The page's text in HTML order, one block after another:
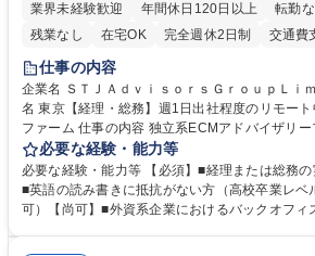
業界未経験歓迎
年間休日120日以上 転勤
残業なし
在宅OK 完全週休2日制 交通費
仕事の内容
企業名 ＳＴＪＡｄｖｉｓｏｒｓＧｒｏｕｐＬｉｍｉ
名 東京【経理・総務】週1日出社程度のリモー
ファーム 仕事の内容 独立系ECMアドバイザリーファームとして上場前後
の資本市場戦略を設計する当社にて経理・総務
バックオフィス業務からスタートし組織を支え
できる環境です。 ■日常経理、月次および年次決算サポート業務 ■本国
（グローバル）との英文メール対応（AI翻訳ツー
必要な経験・能力等
必要な経験・能力等 【必須】■経理または総務の
■英語の読み書きに抵抗がない方（高校卒業レベ
可）【尚可】■外資系企業におけるバックオフィ